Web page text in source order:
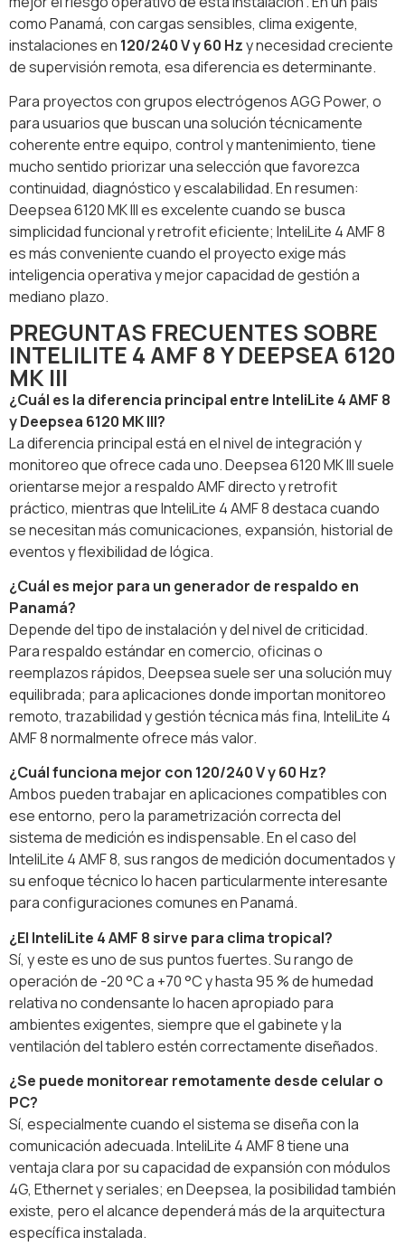
como Panamá, con cargas sensibles, clima exigente,
instalaciones en 120/240 V y 60 Hzy necesidad creciente
de supervisión remota, esa diferencia es determinante.
Para proyectos con grupos electrógenos AGG Power, o
para usuarios que buscan una solución técnicamente
coherente entre equipo, control y mantenimiento, tiene
mucho sentido priorizar una selección que favorezca
continuidad, diagnóstico y escalabilidad. En resumen:
Deepsea 6120 MK III es excelente cuando se busca
simplicidad funcional y retrofit eficiente; InteliLite 4 AMF 8
es más conveniente cuando el proyecto exige más
inteligencia operativa y mejor capacidad de gestión a
mediano plazo.
PREGUNTAS FRECUENTES SOBRE
INTELILITE 4 AMF 8 Y DEEPSEA 6120
MK III
¿Cuál es la diferencia principal entre InteliLite 4 AMF 8
y Deepsea 6120 MK III?
La diferencia principal está en el nivel de integración y
monitoreo que ofrece cada uno. Deepsea 6120 MK III suele
orientarse mejor a respaldo AMF directo y retrofit
práctico, mientras que InteliLite 4 AMF 8 destaca cuando
se necesitan más comunicaciones, expansión, historial de
eventos y flexibilidad de lógica.
¿Cuál es mejor para un generador de respaldo en
Panamá?
Depende del tipo de instalación y del nivel de criticidad.
Para respaldo estándar en comercio, oficinas o
reemplazos rápidos, Deepsea suele ser una solución muy
equilibrada; para aplicaciones donde importan monitoreo
remoto, trazabilidad y gestión técnica más fina, InteliLite 4
AMF 8 normalmente ofrece más valor.
¿Cuál funciona mejor con 120/240 V y 60 Hz?
Ambos pueden trabajar en aplicaciones compatibles con
ese entorno, pero la parametrización correcta del
sistema de medición es indispensable. En el caso del
InteliLite 4 AMF 8, sus rangos de medición documentados y
su enfoque técnico lo hacen particularmente interesante
para configuraciones comunes en Panamá.
¿El InteliLite 4 AMF 8 sirve para clima tropical?
Sí, y este es uno de sus puntos fuertes. Su rango de
operación de -20 °C a +70 °C y hasta 95 % de humedad
relativa no condensante lo hacen apropiado para
ambientes exigentes, siempre que el gabinete y la
ventilación del tablero estén correctamente diseñados.
¿Se puede monitorear remotamente desde celular o
PC?
Sí, especialmente cuando el sistema se diseña con la
comunicación adecuada. InteliLite 4 AMF 8 tiene una
ventaja clara por su capacidad de expansión con módulos
4G, Ethernet y seriales; en Deepsea, la posibilidad también
existe, pero el alcance dependerá más de la arquitectura
específica instalada.